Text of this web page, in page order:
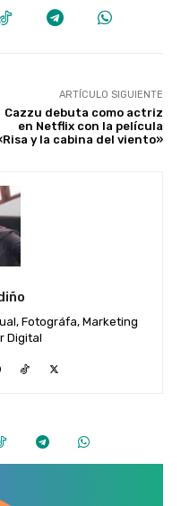
ARTÍCULO SIGUIENTE
Cazzu debuta como actriz
en Netflix con la película
y la cabina del viento»
Fotográfa, Marketing
Digital